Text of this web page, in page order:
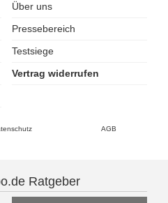
Über uns
Pressebereich
Testsiege
Vertrag widerrufen
AGB
Ratgeber